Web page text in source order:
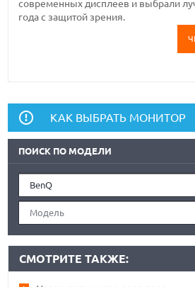
современных дисплеев и выбрали
года с защитой зрения.
КАК ВЫБРАТЬ МОНИТОР
ПОИСК ПО МОДЕЛИ
BenQ
Модель
СМОТРИТЕ ТАКЖЕ: